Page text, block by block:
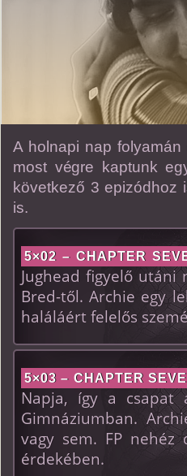
A holnapi nap
most végre kaptunk
következő 3 epizódhoz
is.
5×02 – CHAPTER
Jughead figyelő utáni
Bred-től. Archie egy
haláláért felelős
5×03 – CHAPTER
Napja, így a csapat
Gimnáziumban.
vagy sem. FP
érdekében.